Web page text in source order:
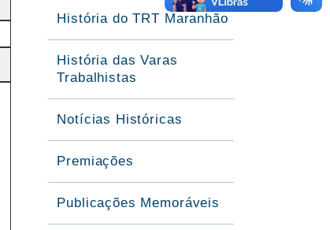
História do TRT Maranhão
História das Varas
Trabalhistas
Notícias Históricas
Premiações
Publicações Memoráveis